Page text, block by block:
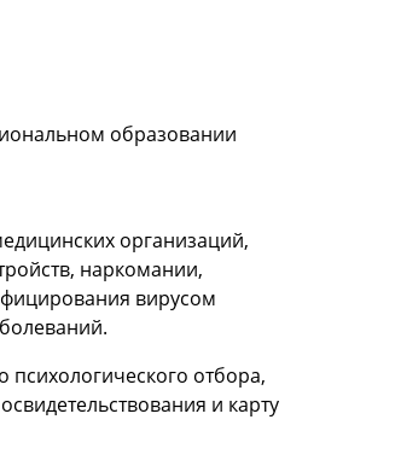
образовании
организаций,
наркомании,
вирусом
отбора,
и карту